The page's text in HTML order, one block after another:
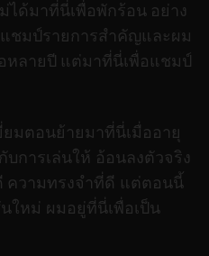
ได้มาที่นี่เพื่อพักร้อน อย่าง
ชมป์รายการสำคัญและผม
หลายปี แต่มาที่นี่เพื่อแชมป์
มตอนย้ายมาที่นี่เมื่ออายุ
การเล่นให้ อ้อนลงตัวจริง
ความทรงจำที่ดี แต่ตอนนี้
นใหม่ ผมอยู่ที่นี่เพื่อเป็น